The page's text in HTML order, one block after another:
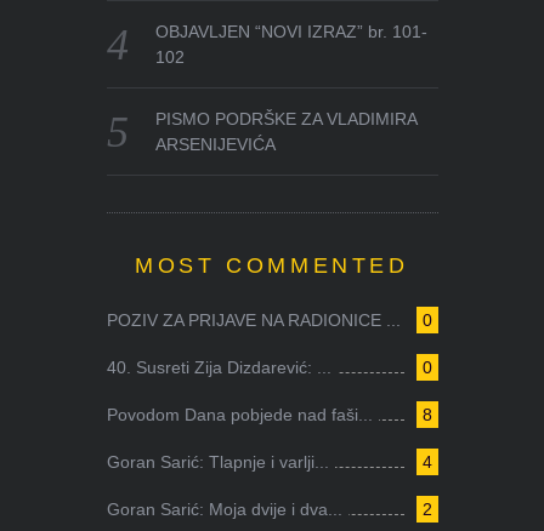
OBJAVLJEN “NOVI IZRAZ” br. 101-
102
PISMO PODRŠKE ZA VLADIMIRA
ARSENIJEVIĆA
MOST COMMENTED
0
POZIV ZA PRIJAVE NA RADIONICE ...
0
40. Susreti Zija Dizdarević: ...
8
Povodom Dana pobjede nad faši...
4
Goran Sarić: Tlapnje i varlji...
2
Goran Sarić: Moja dvije i dva...